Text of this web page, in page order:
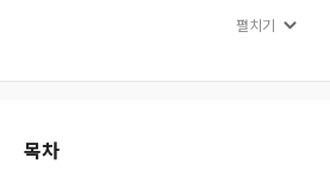
h, this study found Korean Manuscript
n. This point may be characteristic of Korean
펼치기
목차